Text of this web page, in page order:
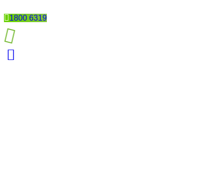
1800 6319